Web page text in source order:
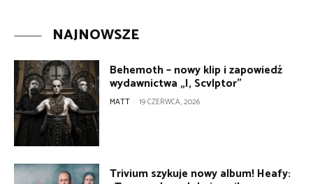
NAJNOWSZE
Behemoth – nowy klip i zapowiedź
wydawnictwa „I, Scvlptor”
MATT - 19 CZERWCA, 2026
Trivium szykuje nowy album! Heafy: